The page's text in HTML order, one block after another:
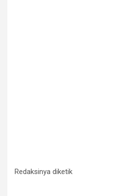
Redaksinya diketik